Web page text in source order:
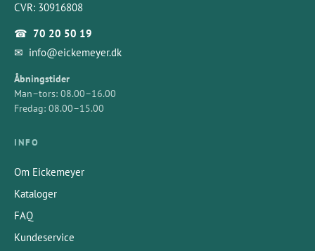
CVR: 30916808
☎ 70 20 50 19
✉ info@eickemeyer.dk
Åbningstider
Man–tors: 08.00–16.00
Fredag: 08.00–15.00
INFO
Om Eickemeyer
Kataloger
FAQ
Kundeservice